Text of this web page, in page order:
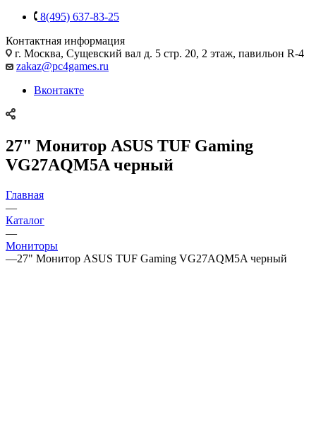
8(495) 637-83-25
Контактная информация
г. Москва, Сущевский вал д. 5 стр. 20, 2 этаж, павильон R-4
zakaz@pc4games.ru
Вконтакте
27" Монитор ASUS TUF Gaming
VG27AQM5A черный
Главная
—
Каталог
—
Мониторы
—27" Монитор ASUS TUF Gaming VG27AQM5A черный